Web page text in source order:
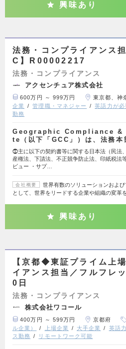
興味あり
法務・コンプライアンス
C】R00002217
法務・コンプライアンス
アクセンチュア株式会社
600万円 ～ 999万円 東京都、神
企業
管理職・マネジャー 英語力が必
勤務
Geographic Compliance &
te（以下「GCC」）は、法務
⓵主に以下の契約書等に関する日本法（民法
産権法、下請法、不正競争防止法、印紙税法
ビュー ・サプ…
会社概要
世界有数のソリューションおよ
として、世界をリードする企業や組織の変革
興味あり
【京都◆東証プライム上
イアンス担当／フルフレ
0日
法務・コンプライアンス
株式会社ワコール
400万円 ～ 599万円 京都府
ル企業）
上場企業 大手企業 英語
ス勤務
リモートワーク可能